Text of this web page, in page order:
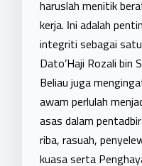
haruslah menitik
kerja. Ini adalah
integriti sebagai
Dato’Haji Rozali bin
Beliau juga
awam perlulah
asas dalam
riba, rasuah,
kuasa serta